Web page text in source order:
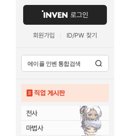
로그인
회원가입 ID/PW 찾기
직업 게시판
전사
마법사